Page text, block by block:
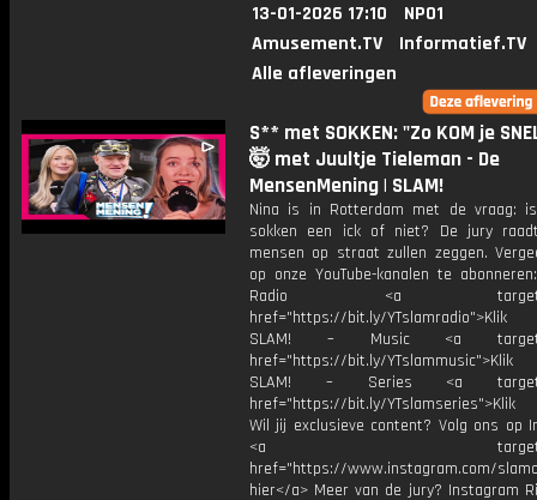
13-01-2026 17:10
NPO1
Amusement.TV
Informatief.TV
Alle afleveringen
S** met SOKKEN: "Zo KOM je
🤯 met Juultje Tieleman - De
MensenMening | SLAM!
Nina is in Rotterdam met de vraag:
sokken een ick of niet? De jury
mensen op straat zullen zeggen.
op onze YouTube-kanalen te
Radio <a
href="https://bit.ly/
SLAM! – Music <a
href="https://bit.ly/
SLAM! – Series <a
href="https://bit.ly/
Wil jij exclusieve content? Volg ons op
<a
href="https://www.instagram.com/
hier</a> Meer van de jury? Instagram